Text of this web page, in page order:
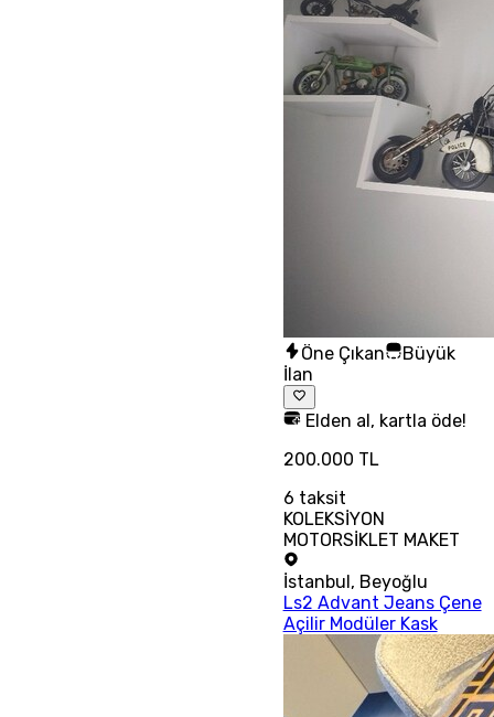
Öne Çıkan
Büyük
İlan
Elden al, kartla öde!
200.000 TL
6 taksit
KOLEKSİYON
MOTORSİKLET MAKET
İstanbul, Beyoğlu
Ls2 Advant Jeans Çene
Açilir Modüler Kask